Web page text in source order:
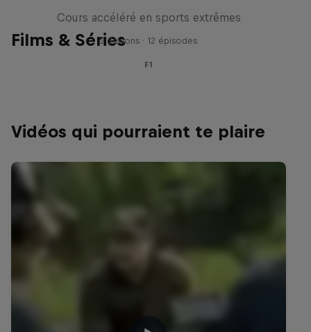
Films & Séries
Cours accéléré en sports extrêmes
2 Saisons · 12 épisodes
F1
Vidéos qui pourraient te plaire